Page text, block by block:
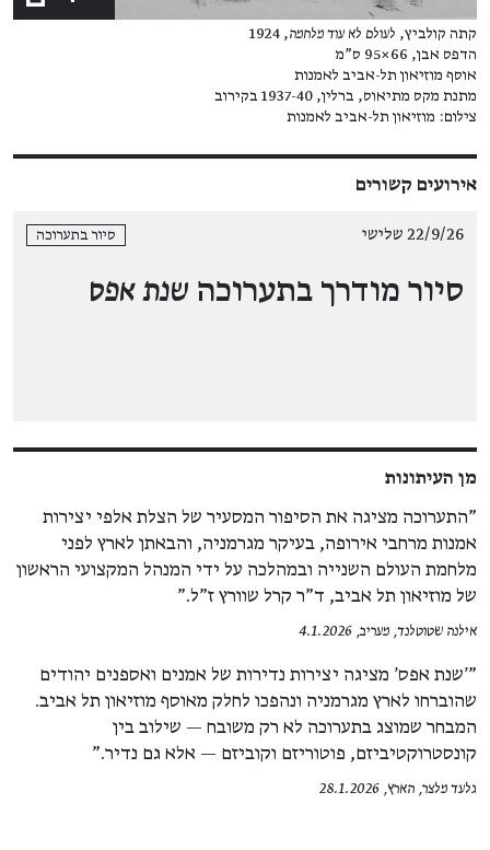
קתה קולביץ, לעולם לא עוד מלחמה, 1924
הדפס אבן, 66×95 ס"מ
אוסף מוזיאון תל-אביב לאמנות
מתנת מקס מתיאוס, ברלין, 1937-40 בקירוב
צילום: מוזיאון תל-אביב לאמנות
אירועים קשורים
22/9/26 שלישי סיור בתערוכה
סיור מודרך בתערוכה שנת אפס
מן העיתונות
"התערוכה מציגה את הסיפור המסעיר של הצלת אלפי יצירות
אמנות מרחבי אירופה, בעיקר מגרמניה, והבאתן לארץ לפני
מלחמת העולם השנייה ובמהלכה על ידי המנהל המקצועי הראשון
של מוזיאון תל אביב, ד"ר קרל שוורץ ז"ל."
אילנה שטוטלנד, מעריב, 4.1.2026
"'שנת אפס' מציגה יצירות נדירות של אמנים ואספנים יהודים
שהוברחו לארץ מגרמניה ונהפכו לחלק מאוסף מוזיאון תל אביב.
המבחר שמוצג בתערוכה לא רק משובח — שילוב בין
קונסטרוקטיביזם, פוטוריזם וקוביזם — אלא גם נדיר."
גלעד מלצר, הארץ, 28.1.2026